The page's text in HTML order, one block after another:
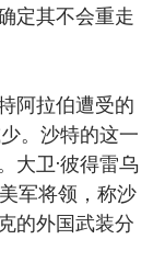
定其不会重走
阿拉伯遭受的
。沙特的这一
大卫·彼得雷乌
军将领，称沙
的外国武装分